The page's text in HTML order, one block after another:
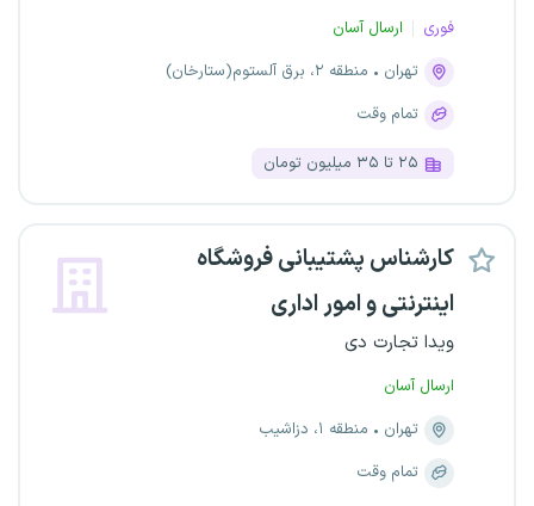
فوری
ارسال آسان
تهران
منطقه ۲، برق آلستوم(ستارخان)
تمام وقت
۲۵ تا ۳۵ میلیون تومان
کارشناس پشتیبانی فروشگاه
اینترنتی و امور اداری
ویدا تجارت دی
ارسال آسان
تهران
منطقه ۱، دزاشیب
تمام وقت